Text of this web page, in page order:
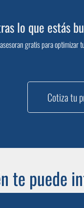
lo que estás
gratis para optimizar
Cotiza tu
te puede